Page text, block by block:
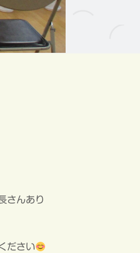
さんあり
ださい